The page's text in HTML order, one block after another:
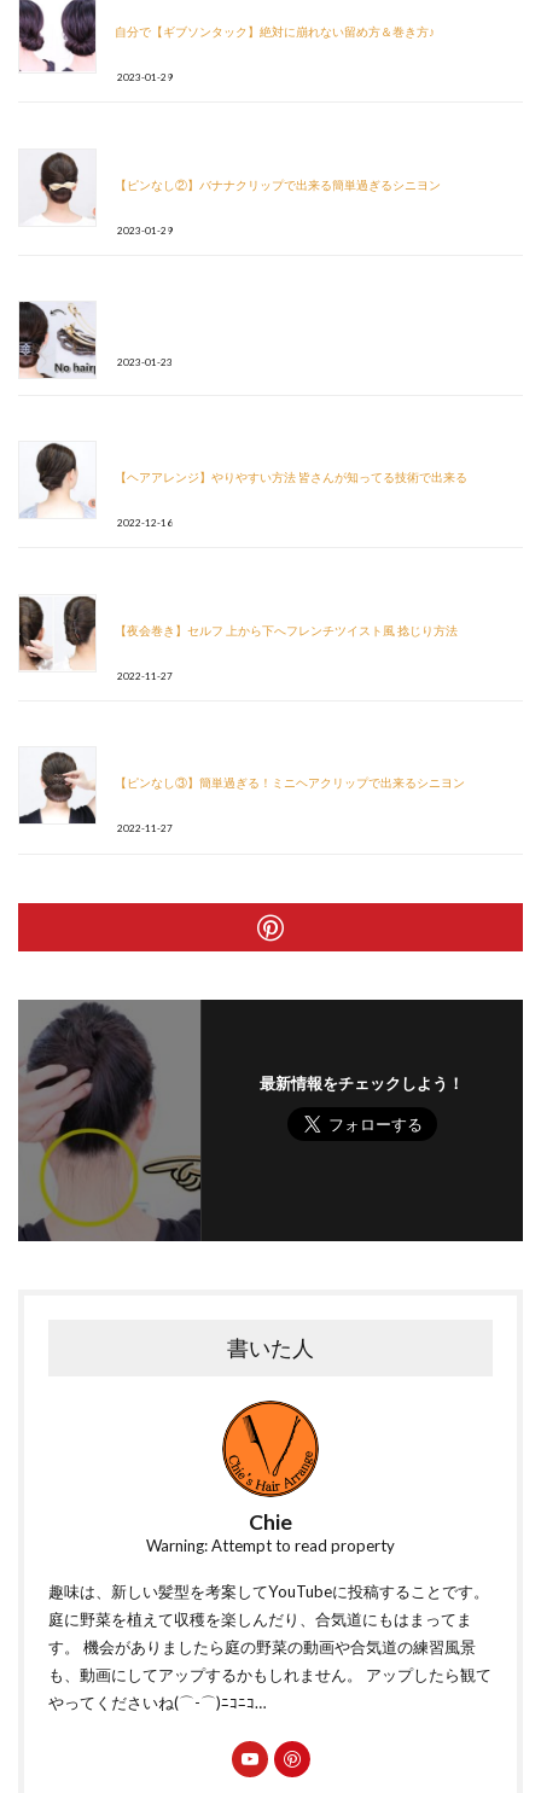
自分で【ギブソンタック】絶対に崩れない留め方＆巻き方♪
2023-01-29
【ピンなし②】バナナクリップで出来る簡単過ぎるシニヨン
2023-01-29
2023-01-23
【ヘアアレンジ】やりやすい方法 皆さんが知ってる技術で出来る
2022-12-16
【夜会巻き】セルフ 上から下へフレンチツイスト風 捻じり方法
2022-11-27
【ピンなし③】簡単過ぎる！ミニヘアクリップで出来るシニヨン
2022-11-27
最新情報をチェックしよう！
書いた人
Chie
Warning: Attempt to read property
趣味は、新しい髪型を考案してYouTubeに投稿することです。
庭に野菜を植えて収穫を楽しんだり、合気道にもはまってま
す。 機会がありましたら庭の野菜の動画や合気道の練習風景
も、動画にしてアップするかもしれません。 アップしたら観て
やってくださいね(⌒-⌒)ﾆｺﾆｺ…